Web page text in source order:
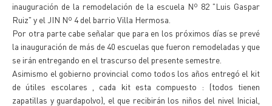
inauguración de la remodelación de la escuela Nº 82 "Luis Gaspar
Ruiz" y el JIN Nº 4 del barrio Villa Hermosa.
Por otra parte cabe señalar que para en los próximos días se prevé
la inauguración de más de 40 escuelas que fueron remodeladas y que
se irán entregando en el trascurso del presente semestre.
Asimismo el gobierno provincial como todos los años entregó el kit
de útiles escolares , cada kit esta compuesto : (todos tienen
zapatillas y guardapolvo), el que recibirán los niños del nivel Inicial,